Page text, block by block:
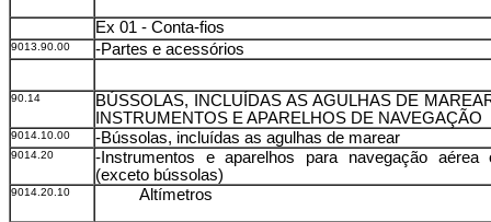
Ex 01 - Conta-fios
9013.90.00 -Partes e acessórios
90.14
BÚSSOLAS, INCLUÍDAS AS AGULHAS DE
INSTRUMENTOS E APARELHOS DE NAVEGAÇÃO
9014.10.00 -Bússolas, incluídas as agulhas de marear
9014.20
-Instrumentos e aparelhos para navegação aérea
(exceto bússolas)
9014.20.10 Altímetros